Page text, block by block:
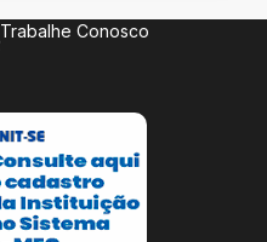
Trabalhe Conosco